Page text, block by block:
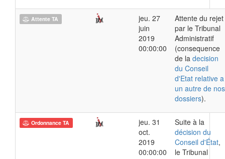
Attente TA
jeu. 27
juin
2019
00:00:00
Attente du rejet
par le Tribunal
Administratif
(consequence
de la decision
du Conseil
d'Etat relative a
un autre de nos
dossiers).
Ordonnance TA
jeu. 31
oct.
2019
00:00:00
Suite à la
décision du
Conseil d'État,
le Tribunal